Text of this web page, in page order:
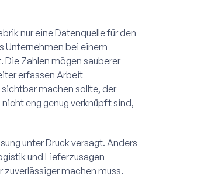
nur eine Datenquelle für den
Unternehmen bei einem
Zahlen mögen sauberer
erfassen Arbeit
machen sollte, der
eng genug verknüpft sind,
unter Druck versagt. Anders
und Lieferzusagen
machen muss.